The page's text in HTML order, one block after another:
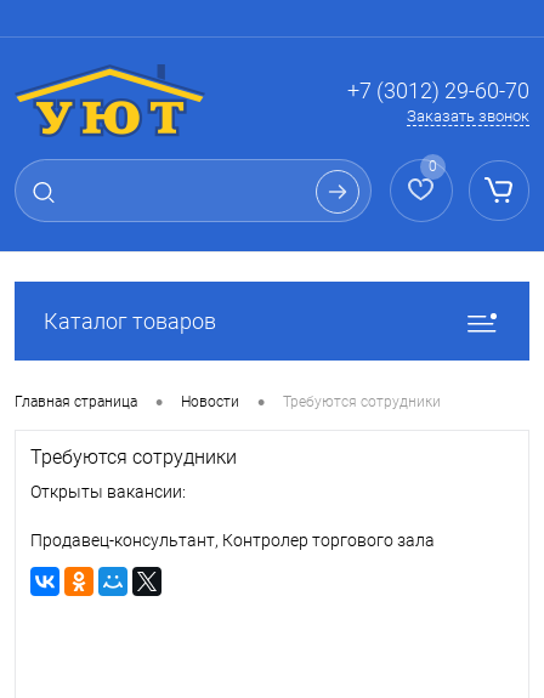
+7 (3012) 29-60-70
Заказать звонок
0
Каталог товаров
Главная страница • Новости • Требуются сотрудники
Требуются сотрудники
Открыты вакансии:
Продавец-консультант, Контролер торгового зала